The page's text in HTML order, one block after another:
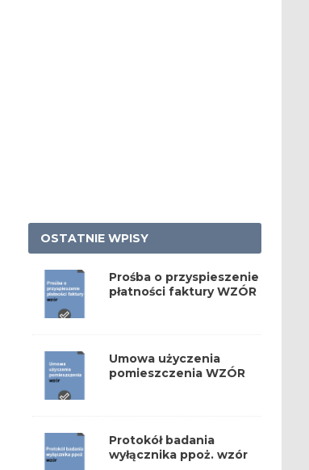
OSTATNIE WPISY
Prośba o przyspieszenie
płatności faktury WZÓR
Umowa użyczenia
pomieszczenia WZÓR
Protokół badania
wyłącznika ppoż. wzór